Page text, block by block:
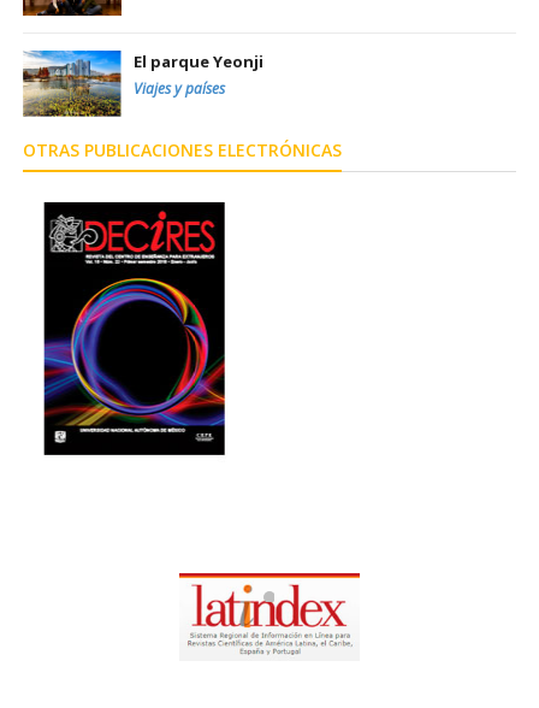
El parque Yeonji
Viajes y países
OTRAS PUBLICACIONES ELECTRÓNICAS